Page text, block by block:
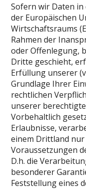
Sofern wir Daten
der Europäischen
Wirtschaftsraums
Rahmen der
oder Offenlegung,
Dritte geschieht,
Erfüllung unserer
Grundlage Ihrer
rechtlichen
unserer
Vorbehaltlich
Erlaubnisse,
einem Drittland
Voraussetzungen
D.h. die
besonderer
Feststellung eines